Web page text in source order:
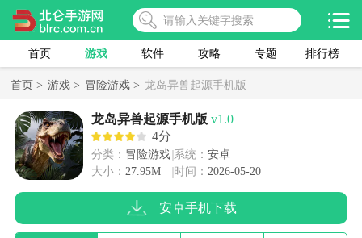
首页 游戏 软件 攻略 专题 排行榜
首页 > 游戏 > 冒险游戏 > 龙岛异兽起源手机版
龙岛异兽起源手机版 v1.0
4分
分类： 冒险游戏 系统： 安卓
大小： 27.95M 时间： 2026-05-20
安卓手机下载